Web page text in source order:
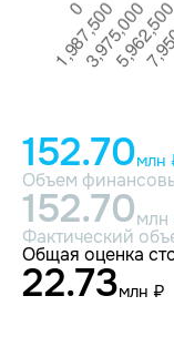
152.70млн
Объем
152.70млн
Фактический
Общая оценка
22.73млн ₽